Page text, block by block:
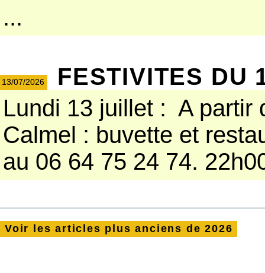
...
13/07/2026
FESTIVITES DU
Lundi 13 juillet : A partir
Calmel : buvette et
au 06 64 75 24 74.
Voir les articles plus anciens de2026